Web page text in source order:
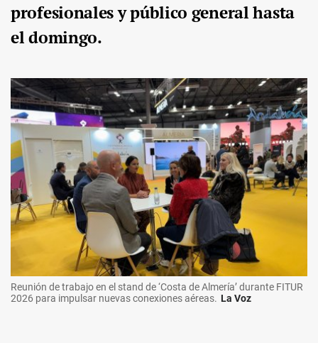
profesionales y público general hasta
el domingo.
Reunión de trabajo en el stand de ‘Costa de Almería’ durante FITUR
2026 para impulsar nuevas conexiones aéreas. La Voz